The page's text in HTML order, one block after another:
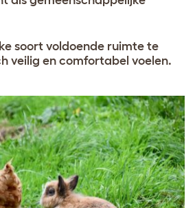
soort voldoende ruimte te
veilig en comfortabel voelen.